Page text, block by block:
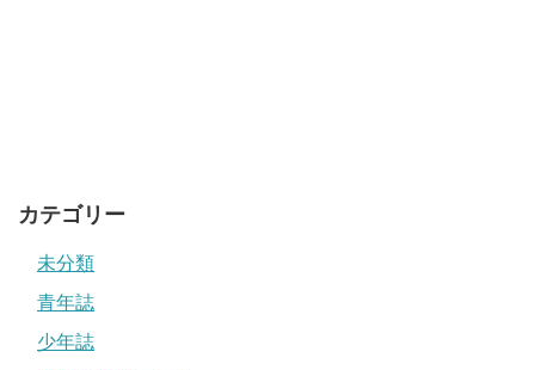
カテゴリー
未分類
青年誌
少年誌